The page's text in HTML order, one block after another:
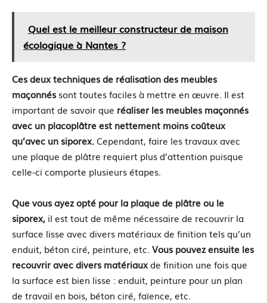
Quel est le meilleur constructeur de maison
écologique à Nantes ?
Ces deux techniques de réalisation des meubles
maçonnés sont toutes faciles à mettre en œuvre. Il est
important de savoir que réaliser les meubles maçonnés
avec un placoplâtre est nettement moins coûteux
qu’avec un siporex.Cependant, faire les travaux avec
une plaque de plâtre requiert plus d’attention puisque
celle-ci comporte plusieurs étapes.
Que vous ayez opté pour la plaque de plâtre ou le
siporex, il est tout de même nécessaire de recouvrir la
surface lisse avec divers matériaux de finition tels qu’un
enduit, béton ciré, peinture, etc. Vous pouvez ensuite les
recouvrir avec divers matériauxde finition une fois que
la surface est bien lisse : enduit, peinture pour un plan
de travail en bois, béton ciré, faïence, etc.